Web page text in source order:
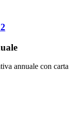
annuale con carta